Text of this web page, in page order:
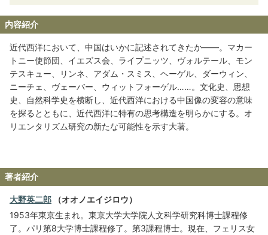
内容紹介
近代西洋において、中国はいかに記述されてきたか――。マカー
トニー使節団、イエズス会、ライプニッツ、ヴォルテール、モン
テスキュー、リンネ、アダム・スミス、ヘーゲル、ダーウィン、
ニーチェ、ヴェーバー、ウィットフォーゲル……。文化史、思想
史、自然科学史を横断し、近代西洋における中国像の変容の意味
を探るとともに、近代西洋に特有の思考構造を明らかにする。オ
リエンタリズム研究の新たな可能性を示す大著。
著者紹介
大野英二郎 （オオノエイジロウ）
1953年東京生まれ。東京大学大学院人文科学研究科博士課程修
了。パリ第8大学博士課程修了。第3課程博士。現在、フェリス女